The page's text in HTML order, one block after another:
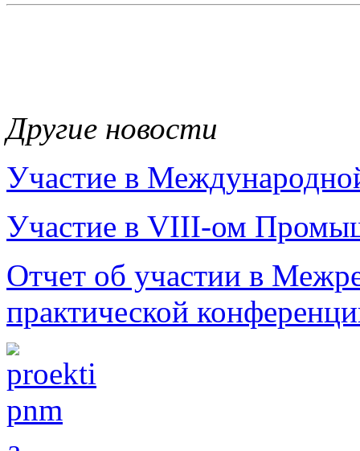
Другие новости
Участие в
Участие в VIII-ом
Отчет об участии в
практической